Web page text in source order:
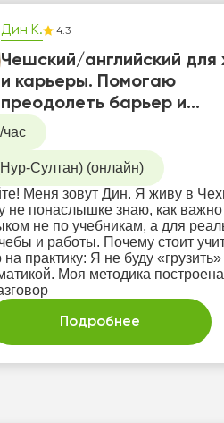
Дин К. 4.3
Чешский/английский для
и карьеры. Помогаю
преодолеть барьер и
заговорить уверенно
час
Султан) (онлайн)
Меня зовут Дин. Я живу в
не понаслышке знаю, как важно
не по учебникам, а для
и работы. Почему стоит
практику: Я не буду
Моя методика
Подробнее